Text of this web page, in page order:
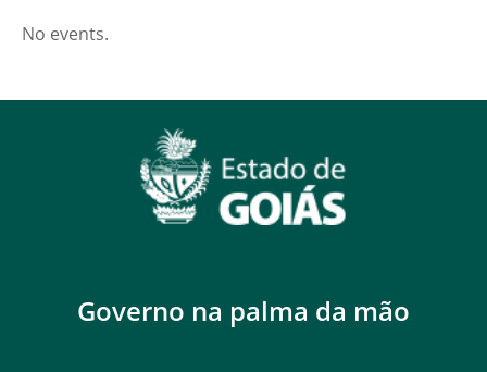
No events.
Governo na palma da mão